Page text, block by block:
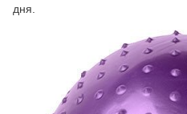
дня.